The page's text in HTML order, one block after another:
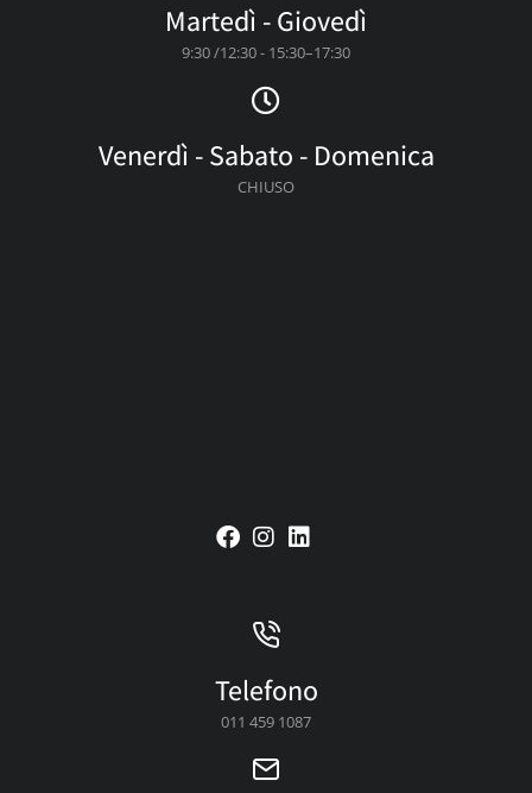
Martedì - Giovedì
9:30 /12:30 - 15:30–17:30
Venerdì - Sabato - Domenica
CHIUSO
Telefono
011 459 1087